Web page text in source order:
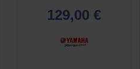
129,00 €